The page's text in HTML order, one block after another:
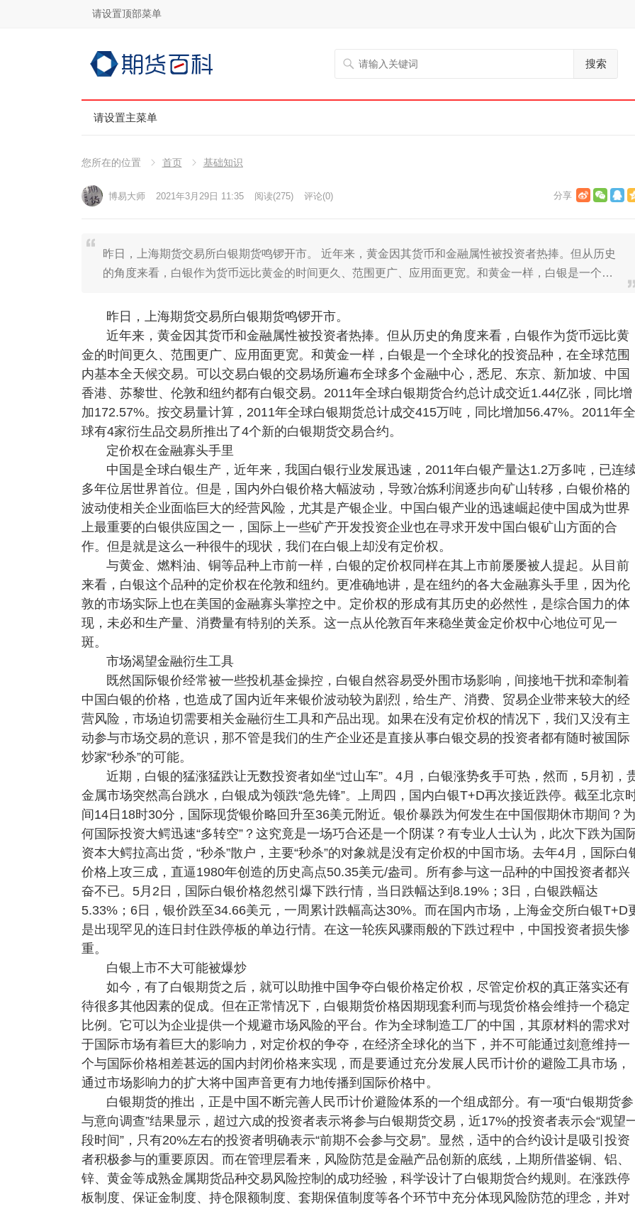
请设置顶部菜单
搜索
请设置主菜单
您所在的位置 首页 基础知识
博易大师 2021年3月29日 11:35 阅读(275) 评论(0)
昨日，上海期货交易所白银期货鸣锣开市。 近年来，黄金因其货币和金融属性被投资者热捧。但从历史
的角度来看，白银作为货币远比黄金的时间更久、范围更广、应用面更宽。和黄金一样，白银是一个…
昨日，上海期货交易所白银期货鸣锣开市。
近年来，黄金因其货币和金融属性被投资者热捧。但从历史的角度来看，白银作为货币远比黄
金的时间更久、范围更广、应用面更宽。和黄金一样，白银是一个全球化的投资品种，在全球范围
内基本全天候交易。可以交易白银的交易场所遍布全球多个金融中心，悉尼、东京、新加坡、中国
香港、苏黎世、伦敦和纽约都有白银交易。2011年全球白银期货合约总计成交近1.44亿张，同比增
加172.57%。按交易量计算，2011年全球白银期货总计成交415万吨，同比增加56.47%。2011年全
球有4家衍生品交易所推出了4个新的白银期货交易合约。
定价权在金融寡头手里
中国是全球白银生产，近年来，我国白银行业发展迅速，2011年白银产量达1.2万多吨，已连
多年位居世界首位。但是，国内外白银价格大幅波动，导致冶炼利润逐步向矿山转移，白银价格的
波动使相关企业面临巨大的经营风险，尤其是产银企业。中国白银产业的迅速崛起使中国成为世界
上最重要的白银供应国之一，国际上一些矿产开发投资企业也在寻求开发中国白银矿山方面的合
作。但是就是这么一种很牛的现状，我们在白银上却没有定价权。
与黄金、燃料油、铜等品种上市前一样，白银的定价权同样在其上市前屡屡被人提起。从目前
来看，白银这个品种的定价权在伦敦和纽约。更准确地讲，是在纽约的各大金融寡头手里，因为伦
敦的市场实际上也在美国的金融寡头掌控之中。定价权的形成有其历史的必然性，是综合国力的体
现，未必和生产量、消费量有特别的关系。这一点从伦敦百年来稳坐黄金定价权中心地位可见一
斑。
市场渴望金融衍生工具
既然国际银价经常被一些投机基金操控，白银自然容易受外围市场影响，间接地干扰和牵制着
中国白银的价格，也造成了国内近年来银价波动较为剧烈，给生产、消费、贸易企业带来较大的经
营风险，市场迫切需要相关金融衍生工具和产品出现。如果在没有定价权的情况下，我们又没有主
动参与市场交易的意识，那不管是我们的生产企业还是直接从事白银交易的投资者都有随时被国际
炒家“秒杀”的可能。
近期，白银的猛涨猛跌让无数投资者如坐“过山车”。4月，白银涨势炙手可热，然而，5月初，
金属市场突然高台跳水，白银成为领跌“急先锋”。上周四，国内白银T+D再次接近跌停。截至北京
间14日18时30分，国际现货银价略回升至36美元附近。银价暴跌为何发生在中国假期休市期间？为
何国际投资大鳄迅速“多转空”？这究竟是一场巧合还是一个阴谋？有专业人士认为，此次下跌为国
资本大鳄拉高出货，“秒杀”散户，主要“秒杀”的对象就是没有定价权的中国市场。去年4月，国际白
价格上攻三成，直逼1980年创造的历史高点50.35美元/盎司。所有参与这一品种的中国投资者都兴
奋不已。5月2日，国际白银价格忽然引爆下跌行情，当日跌幅达到8.19%；3日，白银跌幅达
5.33%；6日，银价跌至34.66美元，一周累计跌幅高达30%。而在国内市场，上海金交所白银T+D
是出现罕见的连日封住跌停板的单边行情。在这一轮疾风骤雨般的下跌过程中，中国投资者损失惨
重。
白银上市不大可能被爆炒
如今，有了白银期货之后，就可以助推中国争夺白银价格定价权，尽管定价权的真正落实还有
待很多其他因素的促成。但在正常情况下，白银期货价格因期现套利而与现货价格会维持一个稳定
比例。它可以为企业提供一个规避市场风险的平台。作为全球制造工厂的中国，其原材料的需求对
于国际市场有着巨大的影响力，对定价权的争夺，在经济全球化的当下，并不可能通过刻意维持一
个与国际价格相差甚远的国内封闭价格来实现，而是要通过充分发展人民币计价的避险工具市场，
通过市场影响力的扩大将中国声音更有力地传播到国际价格中。
白银期货的推出，正是中国不断完善人民币计价避险体系的一个组成部分。有一项“白银期货参
与意向调查”结果显示，超过六成的投资者表示将参与白银期货交易，近17%的投资者表示会“观望
段时间”，只有20%左右的投资者明确表示“前期不会参与交易”。显然，适中的合约设计是吸引投资
者积极参与的重要原因。而在管理层看来，风险防范是金融产品创新的底线，上期所借鉴铜、铝、
锌、黄金等成熟金属期货品种交易风险控制的成功经验，科学设计了白银期货合约规则。在涨跌停
板制度、保证金制度、持仓限额制度、套期保值制度等各个环节中充分体现风险防范的理念，并对